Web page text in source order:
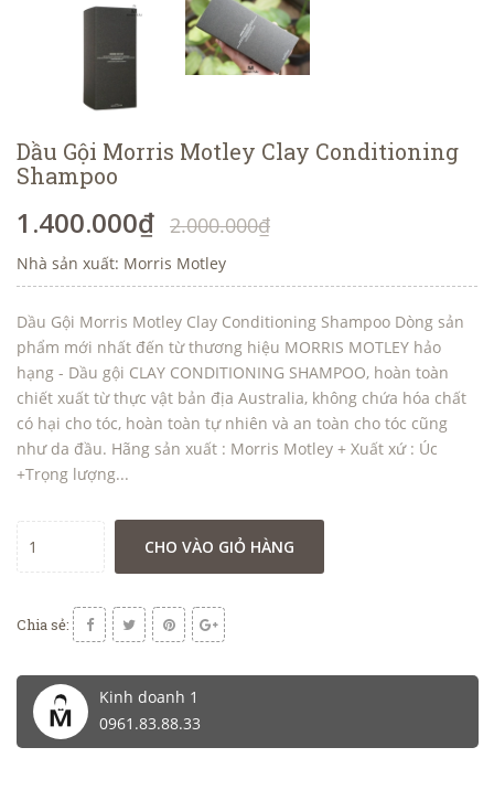
Dầu Gội Morris Motley Clay Conditioning
Shampoo
1.400.000₫ 2.000.000₫
Nhà sản xuất: Morris Motley
Dầu Gội Morris Motley Clay Conditioning Shampoo Dòng sản
phẩm mới nhất đến từ thương hiệu MORRIS MOTLEY hảo
hạng - Dầu gội CLAY CONDITIONING SHAMPOO, hoàn toàn
chiết xuất từ thực vật bản địa Australia, không chứa hóa chất
có hại cho tóc, hoàn toàn tự nhiên và an toàn cho tóc cũng
như da đầu. Hãng sản xuất : Morris Motley + Xuất xứ : Úc
+Trọng lượng...
CHO VÀO GIỎ HÀNG
Chia sẻ:
Kinh doanh 1
0961.83.88.33